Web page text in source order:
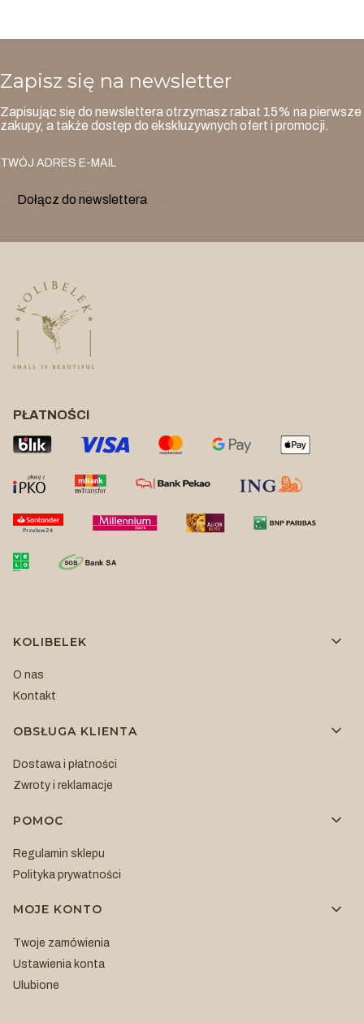
Zapisz się na newsletter
Zapisując się do newslettera otrzymasz rabat 15% na pierwsze
zakupy, a także dostęp do ekskluzywnych ofert i promocji.
TWÓJ ADRES E-MAIL
Dołącz do newslettera
PŁATNOŚCI
Linki w stopce
KOLIBELEK
O nas
Kontakt
OBSŁUGA KLIENTA
Dostawa i płatności
Zwroty i reklamacje
POMOC
Regulamin sklepu
Polityka prywatności
MOJE KONTO
Twoje zamówienia
Ustawienia konta
Ulubione